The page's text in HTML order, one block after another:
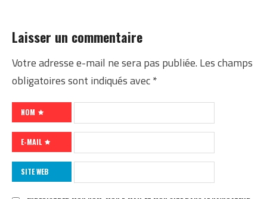
Laisser un commentaire
Votre adresse e-mail ne sera pas publiée. Les champs
obligatoires sont indiqués avec*
NOM
E-MAIL
SITE WEB